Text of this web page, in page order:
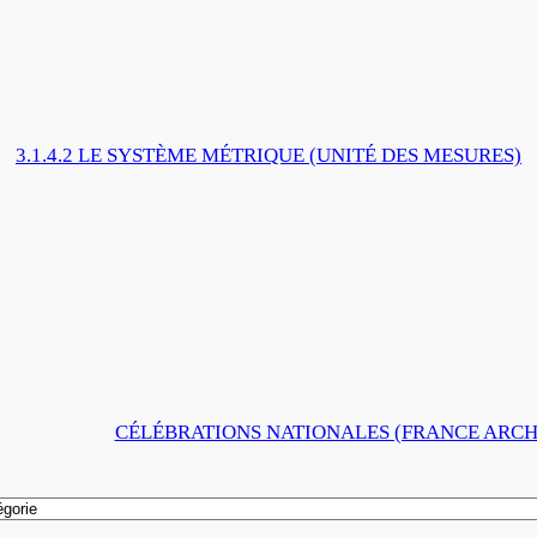
3.1.4.2 LE SYSTÈME MÉTRIQUE (UNITÉ DES MESURES)
CÉLÉBRATIONS NATIONALES (FRANCE